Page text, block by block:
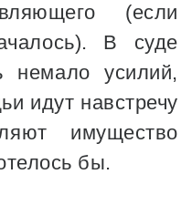
(если
В суде
немало усилий,
идут навстречу
имущество
бы.